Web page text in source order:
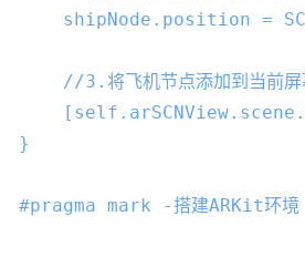
    shipNode.position =
//3.将飞机节点添加到当前屏
    [
self
}
#pragma mark -搭建ARKit环境